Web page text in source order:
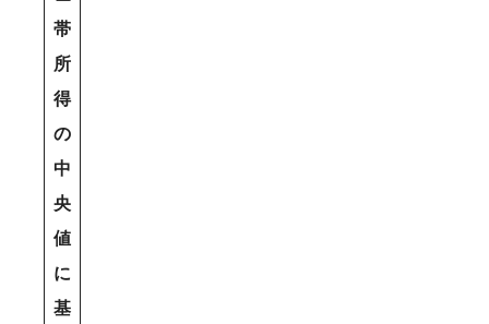
帯
所
得
の
中
央
値
に
基